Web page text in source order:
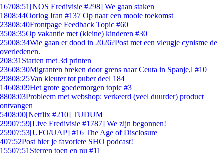
16708:51 [NOS Eredivisie #298] We gaan staken
1808:44Oorlog Iran #137 Op naar een mooie toekomst
23808:40Frontpage Feedback Topic #60
3508:35Op vakantie met (kleine) kinderen #30
25008:34Wie gaan er dood in 2026?Post met een vleugje cynisme de
overledenen.
208:31 Starten met 3d printen
23608:30Migranten breken door grens naar Ceuta in Spanje,l #10
29808:25Van kleuter tot puber deel 184
14608:09Het grote goedemorgen topic #3
8808:03Probleem met webshop: verkeerd (veel duurder) product
ontvangen
5408:00[Netflix #210] TUDUM
29907:59[Live Eredivisie #1787] We zijn begonnen!
25907:53[UFO/UAP] #16 The Age of Disclosure
407:52Post hier je favoriete SHO podcast!
15507:51 Sterren toen en nu #11